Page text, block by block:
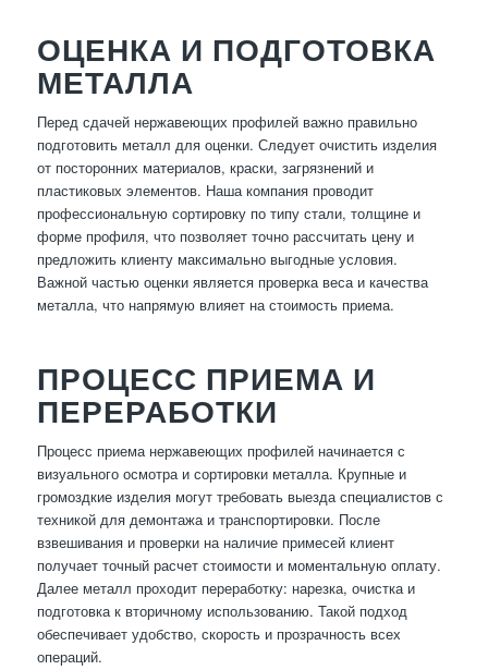
ОЦЕНКА И ПОДГОТОВКА
МЕТАЛЛА
Перед сдачей нержавеющих профилей важно правильно
подготовить металл для оценки. Следует очистить изделия
от посторонних материалов, краски, загрязнений и
пластиковых элементов. Наша компания проводит
профессиональную сортировку по типу стали, толщине и
форме профиля, что позволяет точно рассчитать цену и
предложить клиенту максимально выгодные условия.
Важной частью оценки является проверка веса и качества
металла, что напрямую влияет на стоимость приема.
ПРОЦЕСС ПРИЕМА И
ПЕРЕРАБОТКИ
Процесс приема нержавеющих профилей начинается с
визуального осмотра и сортировки металла. Крупные и
громоздкие изделия могут требовать выезда специалистов с
техникой для демонтажа и транспортировки. После
взвешивания и проверки на наличие примесей клиент
получает точный расчет стоимости и моментальную оплату.
Далее металл проходит переработку: нарезка, очистка и
подготовка к вторичному использованию. Такой подход
обеспечивает удобство, скорость и прозрачность всех
операций.